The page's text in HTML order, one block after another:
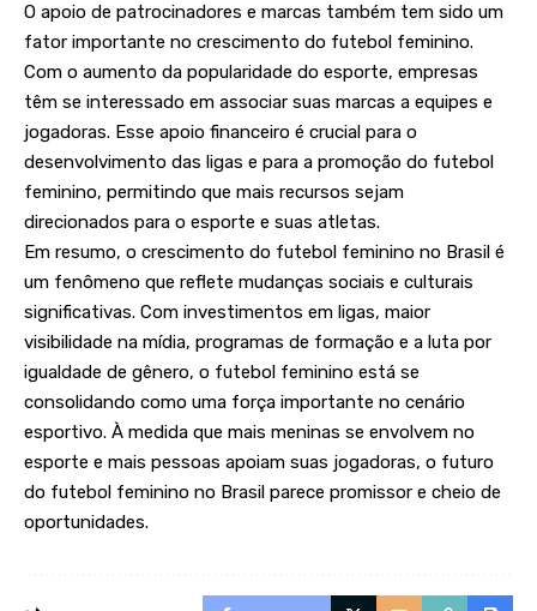
O apoio de patrocinadores e marcas também tem sido um
fator importante no crescimento do futebol feminino.
Com o aumento da popularidade do esporte, empresas
têm se interessado em associar suas marcas a equipes e
jogadoras. Esse apoio financeiro é crucial para o
desenvolvimento das ligas e para a promoção do futebol
feminino, permitindo que mais recursos sejam
direcionados para o esporte e suas atletas.
Em resumo, o crescimento do futebol feminino no Brasil é
um fenômeno que reflete mudanças sociais e culturais
significativas. Com investimentos em ligas, maior
visibilidade na mídia, programas de formação e a luta por
igualdade de gênero, o futebol feminino está se
consolidando como uma força importante no cenário
esportivo. À medida que mais meninas se envolvem no
esporte e mais pessoas apoiam suas jogadoras, o futuro
do futebol feminino no Brasil parece promissor e cheio de
oportunidades.